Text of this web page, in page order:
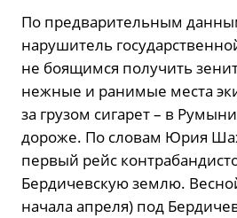
По предварительным
нарушитель
не боящимся получить
нежные и ранимые места
за грузом сигарет – в
дороже. По словам Юрия
первый рейс
Бердичевскую землю.
начала апреля) под